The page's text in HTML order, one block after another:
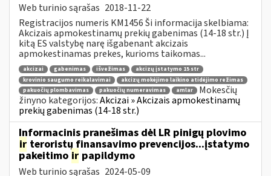
Web turinio sąrašas 2018-11-22
Registracijos numeris KM1456 Ši informacija skelbiama:
Akcizais apmokestinamų prekių gabenimas (14-18 str.) Į
kitą ES valstybę narę išgabenant akcizais
apmokestinamas prekes, kurioms taikomas...
akcizai gabenimas išvežimas
akcizų įstatymo 15 str
krovinio saugumo reikalavimai
akcizų mokėjimo laikino atidėjimo režimas
pakuočių plombavimas
pakuočių numeravimas amlar
Mokesčių
žinyno kategorijos:Akcizai » Akcizais apmokestinamų
prekių gabenimas (14-18 str.)
Informacinis pranešimas dėl LR pinigų plovimo
ir teroristų finansavimo prevencijos...įstatymo
pakeitimo ir papildymo
Web turinio sąrašas 2024-05-09